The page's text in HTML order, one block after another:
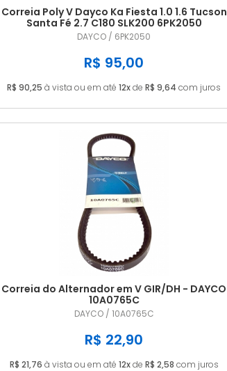
Correia Poly V Dayco Ka Fiesta 1.0 1.6 Tucson
Santa Fé 2.7 C180 SLK200 6PK2050
DAYCO / 6PK2050
R$ 95,00
R$ 90,25 à vista ou em até 12xde R$ 9,64 com juros
Correia do Alternador em V GIR/DH - DAYCO
10A0765C
DAYCO / 10A0765C
R$ 22,90
R$ 21,76 à vista ou em até 12xde R$ 2,58 com juros